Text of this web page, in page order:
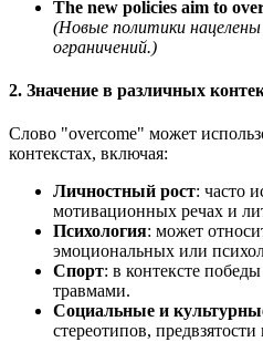
The new policies aim to
(Новые политики
ограничений.)
2. Значение в различных
Слово "overcome" может
контекстах, включая:
Личностный рост: часто
мотивационных речах и
Психология: может
эмоциональных или
Спорт: в контексте
травмами.
Социальные и
стереотипов, предвзятости